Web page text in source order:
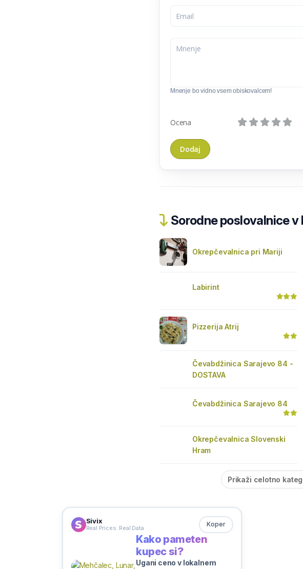
Mnenje bo vidno vsem obiskovalcem!
Ocena
Sorodne poslovalnice v
Okrepčevalnica pri Mariji
Labirint
Pizzerija Atrij
Čevabdžinica Sarajevo 84 -
DOSTAVA
Čevabdžinica Sarajevo 84
Okrepčevalnica Slovenski
Hram
Prikaži celotno
Sivix
Real Prices. Real Data Koper
Kako pameten
kupec si?
Ugani ceno v lokalnem